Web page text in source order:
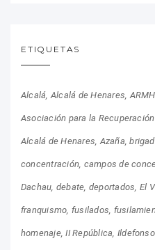
ETIQUETAS
Alcalá Alcalá de Henares
Asociación para la
Alcalá de Henares Azaña
concentración campos de
Dachau debate deportados El
franquismo fusilados
homenaje II República